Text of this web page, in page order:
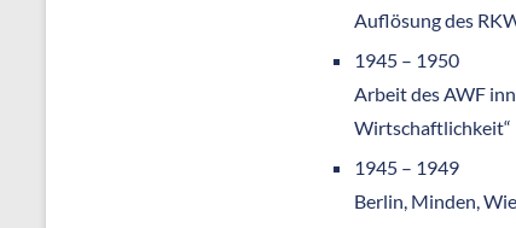
Auflösung des
1945 – 1950
Arbeit des AWF
Wirtschaftlichkeit“
1945 – 1949
Berlin, Minden,